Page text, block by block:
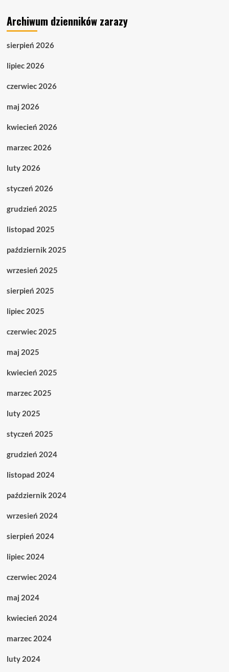
Archiwum dzienników zarazy
sierpień 2026
lipiec 2026
czerwiec 2026
maj 2026
kwiecień 2026
marzec 2026
luty 2026
styczeń 2026
grudzień 2025
listopad 2025
październik 2025
wrzesień 2025
sierpień 2025
lipiec 2025
czerwiec 2025
maj 2025
kwiecień 2025
marzec 2025
luty 2025
styczeń 2025
grudzień 2024
listopad 2024
październik 2024
wrzesień 2024
sierpień 2024
lipiec 2024
czerwiec 2024
maj 2024
kwiecień 2024
marzec 2024
luty 2024